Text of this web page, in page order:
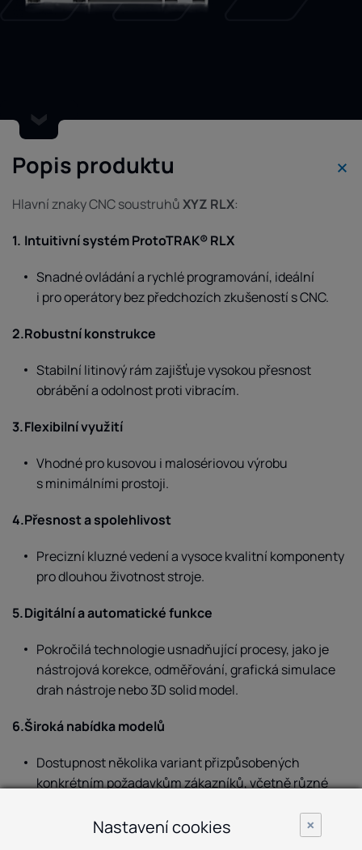
Popis produktu
Hlavní znaky CNC soustruhůXYZ RLX:
Intuitivní systém ProtoTRAK® RLX
Snadné ovládání a rychlé programování, ideální
i pro operátory bez předchozích zkušeností s CNC.
Robustní konstrukce
Stabilní litinový rám zajišťuje vysokou přesnost
obrábění a odolnost proti vibracím.
Flexibilní využití
Vhodné pro kusovou i malosériovou výrobu
s minimálními prostoji.
Přesnost a spolehlivost
Precizní kluzné vedení a vysoce kvalitní komponenty
pro dlouhou životnost stroje.
Digitální a automatické funkce
Pokročilá technologie usnadňující procesy, jako je
nástrojová korekce, odměřování, grafická simulace
drah nástroje nebo 3D solid model.
Široká nabídka modelů
Dostupnost několika variant přizpůsobených
konkrétním požadavkům zákazníků, včetně různé
Volitelná příslušenství
×
Nastavení cookies